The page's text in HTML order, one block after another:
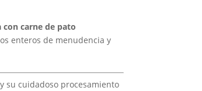
carne de pato
enteros de menudencia y
su cuidadoso procesamiento